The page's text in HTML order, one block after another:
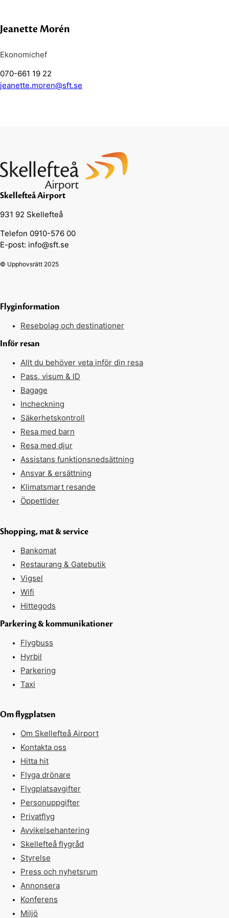
Jeanette Morén
Ekonomichef
070-661 19 22
jeanette.moren@sft.se
Skellefteå Airport
931 92 Skellefteå
Telefon 0910-576 00
E-post: info@sft.se
© Upphovsrätt 2025
Flyginformation
Resebolag och destinationer
Inför resan
Allt du behöver veta inför din resa
Pass, visum & ID
Bagage
Incheckning
Säkerhetskontroll
Resa med barn
Resa med djur
Assistans funktionsnedsättning
Ansvar & ersättning
Klimatsmart resande
Öppettider
Shopping, mat & service
Bankomat
Restaurang & Gatebutik
Vigsel
Wifi
Hittegods
Parkering & kommunikationer
Flygbuss
Hyrbil
Parkering
Taxi
Om flygplatsen
Om Skellefteå Airport
Kontakta oss
Hitta hit
Flyga drönare
Flygplatsavgifter
Personuppgifter
Privatflyg
Avvikelsehantering
Skellefteå flygråd
Styrelse
Press och nyhetsrum
Annonsera
Konferens
Miljö